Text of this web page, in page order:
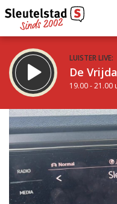
LUISTER LIVE:
De
19.00 - 21.00
STRAKS:
De avond van
21.00 - 0.00 uur
Vorig uur